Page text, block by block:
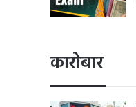
कारोबार